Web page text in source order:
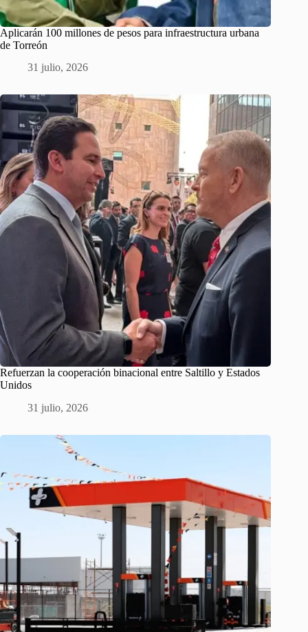
Aplicarán 100 millones de pesos para infraestructura urbana
de Torreón
31 julio, 2026
Refuerzan la cooperación binacional entre Saltillo y Estados
Unidos
31 julio, 2026